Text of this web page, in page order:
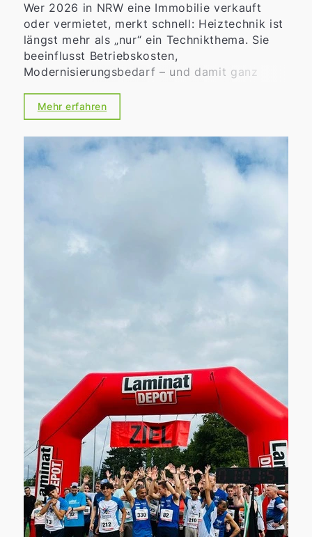
Wer 2026 in NRW eine Immobilie verkauft
oder vermietet, merkt schnell: Heiztechnik ist
längst mehr als „nur“ ein Technikthema. Sie
beeinflusst Betriebskosten,
Modernisierungsbedarf – und damit ganz
Kaufinteressenten oder Mietern. Gleichzeitig
sorgen Heizungsgesetz, kommunale
Wärmeplanung und Förderprogramme für
neue Chancen, aber auch für Unsicherheit.
Mehr erfahren